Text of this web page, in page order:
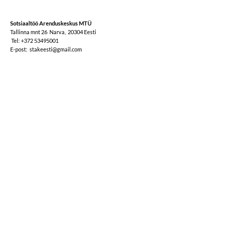
Sotsiaaltöö Arenduskeskus MTÜ
Tallinna mnt 26 Narva, 20304 Eesti
Tel: +372 53495001
E-post: stakeesti@gmail.com